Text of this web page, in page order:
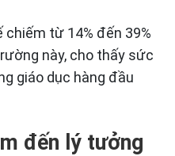
từ 14% đến 39%
này, cho thấy sức
giáo dục hàng đầu
đến lý tưởng